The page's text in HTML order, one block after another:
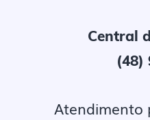
Central
(48)
Atendimento